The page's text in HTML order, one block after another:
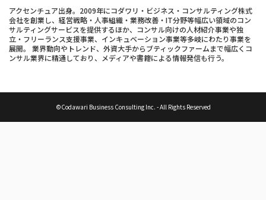
アクセンチュア出身。2009年にコダワリ・ビジネス・コンサルティング株式
会社を創業し、経営戦略・人事組織・業務改善・IT分野等幅広い領域のコン
サルティングサービスを提供するほか、コンサル向けの人材紹介事業や独
立・フリーランス支援事業、インキュベーション事業等多岐にわたり事業を
展開。 業界動向やトレンド、外資大手からブティックファームまで幅広くコ
ンサル業界に精通しており、メディアや書籍による情報発信も行う。
©Codawari Business Consulting Inc. - All Rights Reserved